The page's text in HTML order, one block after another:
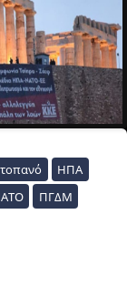
ΗΠΑ
ΠΓΔΜ